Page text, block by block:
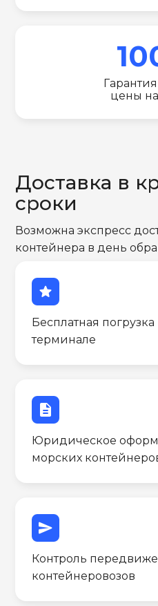
цены
Доставка в
сроки
Возможна экспресс
контейнера в день
star
Бесплатная
терминале
description
Юридическое
морских
send
Контроль
контейнеровозов